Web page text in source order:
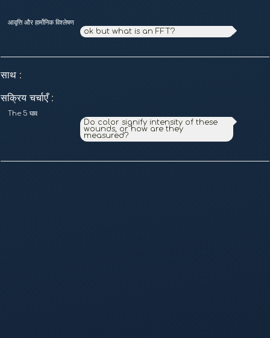
आवृत्ति और हार्मोनिक विश्लेषण
ok but what is an FFT?
साथ :
सक्रिय चर्चाएँ:
The 5 घाव
Do color signify intensity of these
wounds, or how are they
measured?